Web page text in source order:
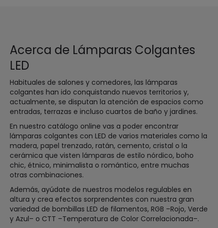
Acerca de Lámparas Colgantes
LED
Habituales de salones y comedores, las lámparas
colgantes han ido conquistando nuevos territorios y,
actualmente, se disputan la atención de espacios como
entradas, terrazas e incluso cuartos de baño y jardines.
En nuestro catálogo online vas a poder encontrar
lámparas colgantes con LED de varios materiales como la
madera, papel trenzado, ratán, cemento, cristal o la
cerámica que visten lámparas de estilo nórdico, boho
chic, étnico, minimalista o romántico, entre muchas
otras combinaciones.
Además, ayúdate de nuestros modelos regulables en
altura y crea efectos sorprendentes con nuestra gran
variedad de bombillas LED de filamentos, RGB –Rojo, Verde
y Azul– o CTT –Temperatura de Color Correlacionada–.